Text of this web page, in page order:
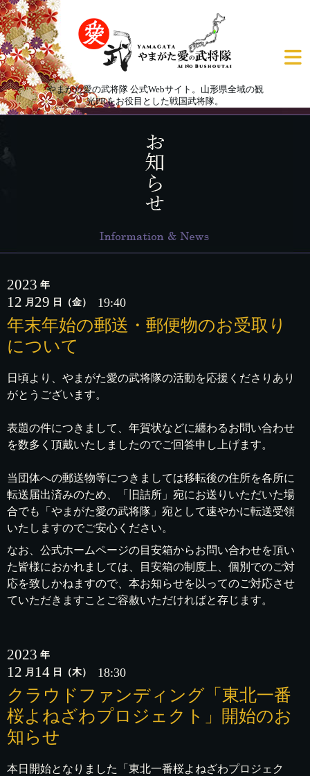
やまがた愛の武将隊 公式Webサイト。山形県全域の観
光PRをお役目とした戦国武将隊。
2023 年
12 月 29 日 （金） 19:40
年末年始の郵送・郵便物のお受取り
について
日頃より、やまがた愛の武将隊の活動を応援くださりあり
がとうございます。
表題の件につきまして、年賀状などに纏わるお問い合わせ
を数多く頂戴いたしましたのでご回答申し上げます。
当団体への郵送物等につきましては移転後の住所を各所に
転送届出済みのため、「旧詰所」宛にお送りいただいた場
合でも「やまがた愛の武将隊」宛として速やかに転送受領
いたしますのでご安心ください。
なお、公式ホームページの目安箱からお問い合わせを頂い
た皆様におかれましては、目安箱の制度上、個別でのご対
応を致しかねますので、本お知らせを以ってのご対応させ
ていただきますことご容赦いただければと存じます。
2023 年
12 月 14 日 （木） 18:30
クラウドファンディング「東北一番
桜よねざわプロジェクト」開始のお
知らせ
本日開始となりました「東北一番桜よねざわプロジェク